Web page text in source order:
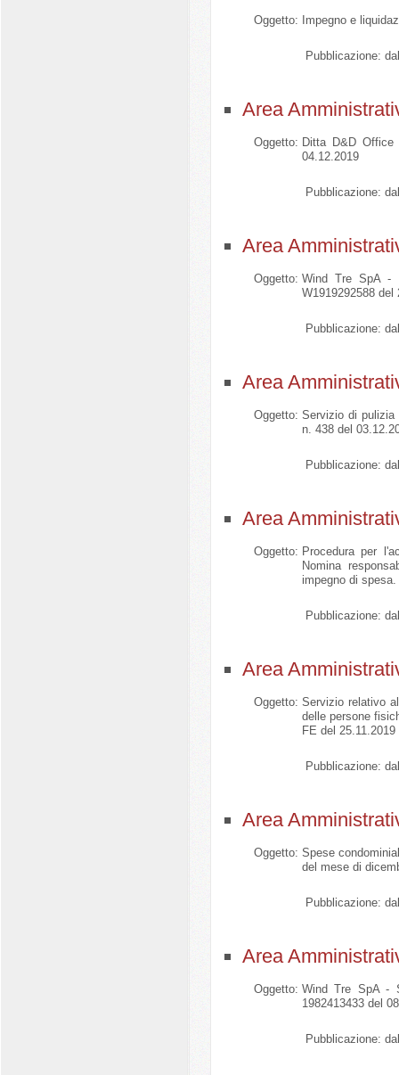
Oggetto: Impegno e
Pubblicazione:
Area
Oggetto: Ditta D&D
04.12.2019
Pubblicazione:
Area
Oggetto: Wind Tre SpA -
W1919292588 del
Pubblicazione:
Area
Oggetto: Servizio di pulizia
n. 438 del
Pubblicazione:
Area
Oggetto: Procedura per
Nomina
impegno di spesa.
Pubblicazione:
Area
Oggetto: Servizio relativo
delle persone
FE del
Pubblicazione:
Area
Oggetto: Spese
del mese di
Pubblicazione:
Area
Oggetto: Wind Tre SpA -
1982413433 del
Pubblicazione: